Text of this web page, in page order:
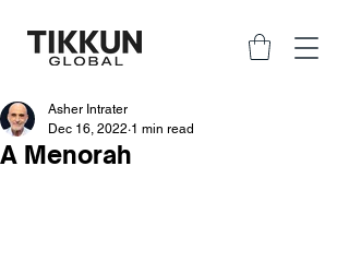
A Menorah
Asher Intrater
Dec 16, 2022 1 min read